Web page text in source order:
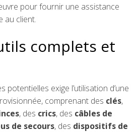
pour fournir une assistance
au client.
complets et
potentielles exige l’utilisation d’une
comprenant des clés,
, des crics, des câbles de
de secours, des dispositifs de